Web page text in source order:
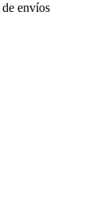
de envíos